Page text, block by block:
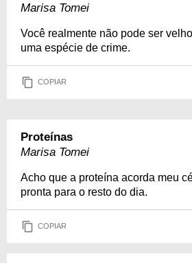
Marisa Tomei
Você realmente não pode ser
uma espécie de crime.
COPIAR
Proteínas
Marisa Tomei
Acho que a proteína acorda meu
pronta para o resto do dia.
COPIAR